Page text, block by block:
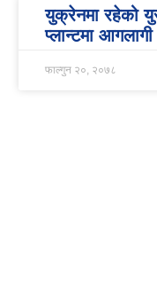
युक्रेनमा रहेको
प्लान्टमा आगलागी
फाल्गुन २०, २०७८